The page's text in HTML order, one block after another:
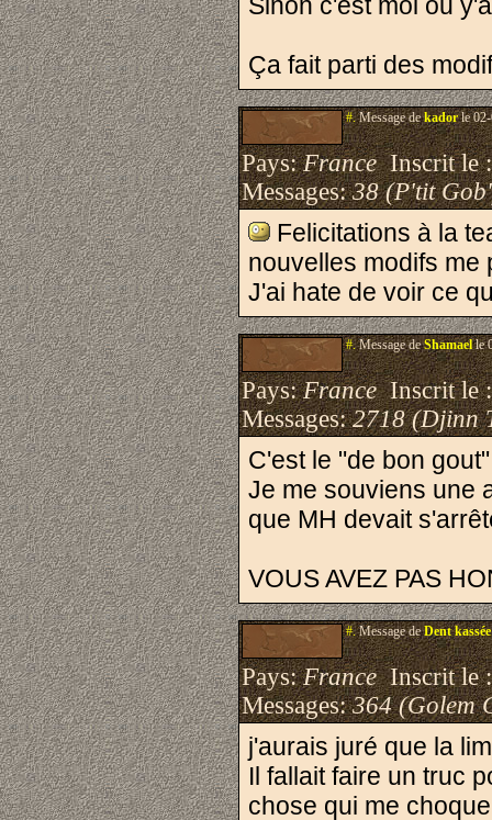
Ça fait parti des
#.Message dekadorle 02-
Pays:FranceInscrit le
Messages:38 (P'tit
Felicitations à la
nouvelles modifs me
J'ai hate de voir ce
#.Message deShamaelle
Pays:FranceInscrit le
Messages:2718 (Djinn
C'est le "de bon
Je me souviens une
que MH devait
VOUS AVEZ PAS
#.Message deDent kassée
Pays:FranceInscrit le
Messages:364 (Golem
j'aurais juré que la
Il fallait faire un truc
chose qui me